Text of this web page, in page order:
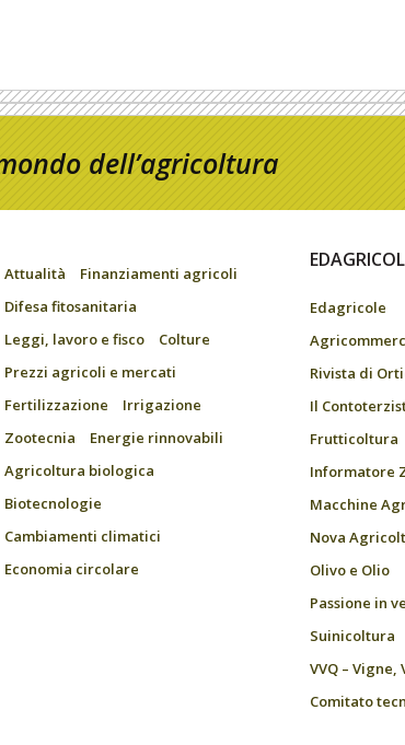
dell’agricoltura
Attualità
Finanziamenti agricoli
Difesa fitosanitaria
Leggi, lavoro e fisco
Colture
Prezzi agricoli e mercati
Fertilizzazione
Irrigazione
Zootecnia
Energie rinnovabili
Agricoltura biologica
Biotecnologie
Cambiamenti climatici
Economia circolare
Edagricole
Rivista di
Il
Frutticoltura
Informatore
Macchine
Nova
Olivo e Olio
Passione in
Suinicoltura
VVQ –
Comitato